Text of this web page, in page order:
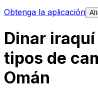
Obtenga la aplicación
Dinar
tipos de
Omán